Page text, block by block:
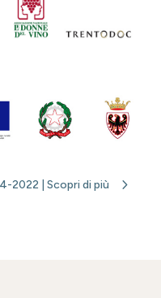
2022 | Scopri di più